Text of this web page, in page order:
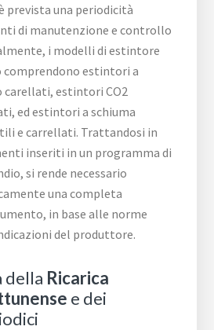
prevista una periodicità
di manutenzione e controllo
i modelli di estintore
comprendono estintori a
estintori CO2
ed estintori a schiuma
e carrellati. Trattandosi in
inseriti in un programma di
si rende necessario
una completa
in base alle norme
del produttore.
della Ricarica
e dei